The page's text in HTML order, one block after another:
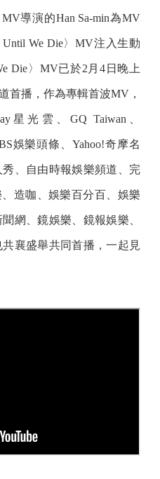
導演的Han Sa-min為MV
We Die〉MV注入生動
Die〉MV已於2月4日晚上
首播，作為專輯首波MV，
星光雲、GQ Taiwan、
娛樂頭條、Yahoo!奇摩名
、自由時報娛樂頻道、完
造咖、娛樂百分百、娛樂
網、鏡娛樂、鏡報娛樂、
襄盛舉共同首播，一起見